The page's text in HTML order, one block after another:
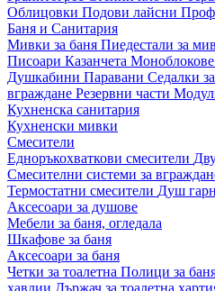
Облицовки Подови лайсни
Баня и Санитария
Мивки за баня Пиедестали за
Писоари Казанчета Моноблокове
Душкабини Паравани Седалки
вграждане Резервни части
Кухненска санитария
Кухненски мивки
Смесители
Едноръкохваткови смесители
Смесителни системи за
Термостатни смесители Душ
Аксесоари за душове
Мебели за баня, огледала
Шкафове за баня
Аксесоари за баня
Четки за тоалетна Полици за
хавлии Държач за тоалетна